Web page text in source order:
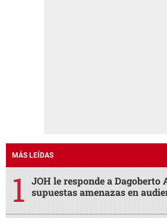
MÁS LEÍDAS
JOH le responde a Dagoberto
supuestas amenazas en